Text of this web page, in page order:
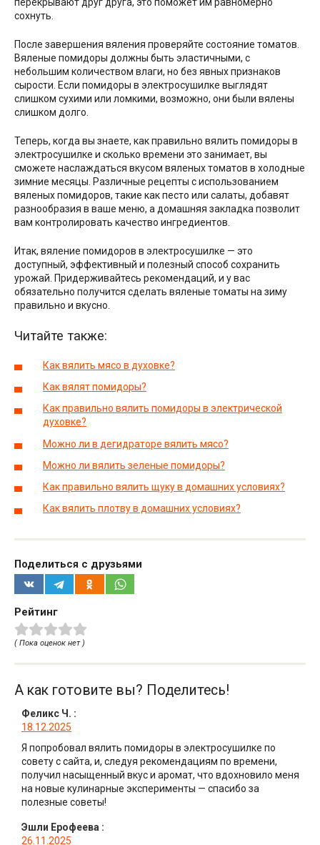
сохнуть.
После завершения вяления проверяйте состояние томатов.
Вяленые помидоры должны быть эластичными, с
небольшим количеством влаги, но без явных признаков
сырости. Если помидоры в электросушилке выглядят
слишком сухими или ломкими, возможно, они были вялены
слишком долго.
Теперь, когда вы знаете, как правильно вялить помидоры в
электросушилке и сколько времени это занимает, вы
сможете наслаждаться вкусом вяленых томатов в холодные
зимние месяцы. Различные рецепты с использованием
вяленых помидоров, такие как песто или салаты, добавят
разнообразия в ваше меню, а домашняя закладка позволит
вам контролировать качество ингредиентов.
Итак, вяление помидоров в электросушилке — это
доступный, эффективный и полезный способ сохранить
урожай. Придерживайтесь рекомендаций, и у вас
обязательно получится сделать вяленые томаты на зиму
правильно и вкусно.
Читайте также:
Как вялить мясо в духовке?
Как вялят помидоры?
Как правильно вялить помидоры в электрической
духовке?
Можно ли в дегидраторе вялить мясо?
Можно ли вялить зеленые помидоры?
Как правильно вялить щуку в домашних условиях?
Как вялить плотву в домашних условиях?
Поделиться с друзьями
Рейтинг
( Пока оценок нет )
А как готовите вы? Поделитесь!
Феликс Ч. :
18.12.2025
Я попробовал вялить помидоры в электросушилке по
совету с сайта, и, следуя рекомендациям по времени,
получил насыщенный вкус и аромат, что вдохновило меня
на новые кулинарные эксперименты — спасибо за
полезные советы!
Эшли Ерофеева :
26.11.2025